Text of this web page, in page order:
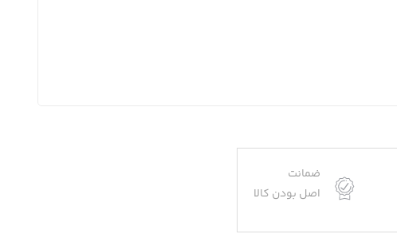
ضمانت
اصل بودن کالا